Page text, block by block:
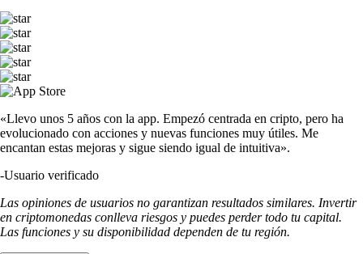
«Llevo unos 5 años con la app. Empezó centrada en cripto, pero ha
evolucionado con acciones y nuevas funciones muy útiles. Me
encantan estas mejoras y sigue siendo igual de intuitiva».
-Usuario verificado
Las opiniones de usuarios no garantizan resultados similares. Invertir
en criptomonedas conlleva riesgos y puedes perder todo tu capital.
Las funciones y su disponibilidad dependen de tu región.